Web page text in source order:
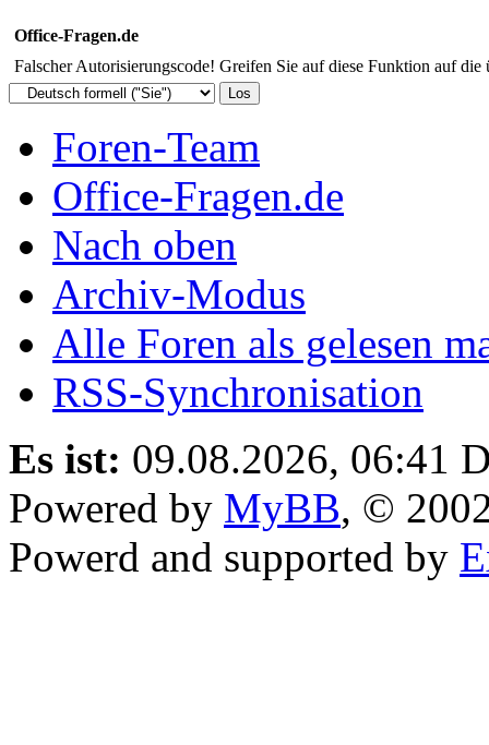
Office-Fragen.de
Falscher Autorisierungscode! Greifen Sie auf diese Funktion auf
Foren-Team
Office-Fragen.de
Nach oben
Archiv-Modus
Alle Foren als gelesen
RSS-Synchronisation
Es ist: 09.08.2026, 06:41
Powered by MyBB, ©
Powerd and supported by